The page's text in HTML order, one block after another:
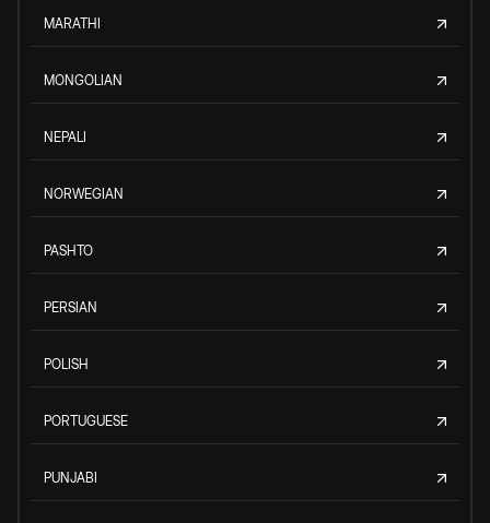
MARATHI
MONGOLIAN
NEPALI
NORWEGIAN
PASHTO
PERSIAN
POLISH
PORTUGUESE
PUNJABI